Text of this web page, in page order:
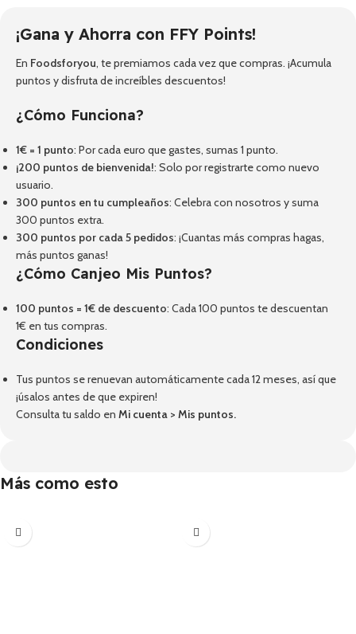
¡Gana y Ahorra con FFY Points!
En Foodsforyou, te premiamos cada vez que compras. ¡Acumula
puntos y disfruta de increíbles descuentos!
¿Cómo Funciona?
1€ = 1 punto: Por cada euro que gastes, sumas 1 punto.
¡200 puntos de bienvenida!: Solo por registrarte como nuevo
usuario.
300 puntos en tu cumpleaños: Celebra con nosotros y suma
300 puntos extra.
300 puntos por cada 5 pedidos: ¡Cuantas más compras hagas,
más puntos ganas!
¿Cómo Canjeo Mis Puntos?
100 puntos = 1€ de descuento: Cada 100 puntos te descuentan
1€ en tus compras.
Condiciones
Tus puntos se renuevan automáticamente cada 12 meses, así que
¡úsalos antes de que expiren!
Consulta tu saldo en Mi cuenta > Mis puntos.
Más como esto